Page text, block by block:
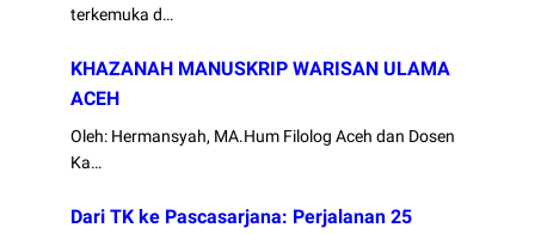
terkemuka d…
KHAZANAH MANUSKRIP WARISAN ULAMA
ACEH
Oleh: Hermansyah, MA.Hum Filolog Aceh dan Dosen
Ka…
Dari TK ke Pascasarjana: Perjalanan 25